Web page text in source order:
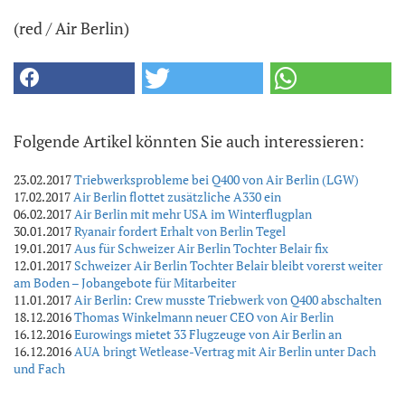
(red / Air Berlin)
Folgende Artikel könnten Sie auch interessieren:
23.02.2017Triebwerksprobleme bei Q400 von Air Berlin (LGW)
17.02.2017Air Berlin flottet zusätzliche A330 ein
06.02.2017Air Berlin mit mehr USA im Winterflugplan
30.01.2017Ryanair fordert Erhalt von Berlin Tegel
19.01.2017Aus für Schweizer Air Berlin Tochter Belair fix
12.01.2017 Schweizer Air Berlin Tochter Belair bleibt vorerst weiter
am Boden – Jobangebote für Mitarbeiter
11.01.2017Air Berlin: Crew musste Triebwerk von Q400 abschalten
18.12.2016Thomas Winkelmann neuer CEO von Air Berlin
16.12.2016Eurowings mietet 33 Flugzeuge von Air Berlin an
16.12.2016AUA bringt Wetlease-Vertrag mit Air Berlin unter Dach
und Fach